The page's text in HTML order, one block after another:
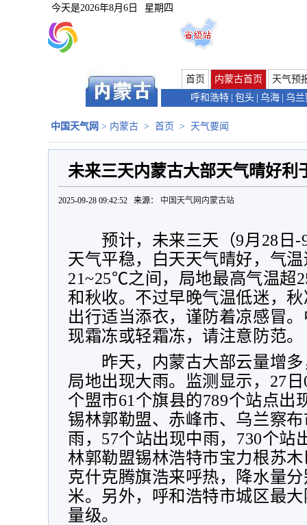
今天是2026年8月6日 星期四
首页 内蒙古首页
天气预
呼和浩特 包头 乌海 乌兰
中国天气网 > 内蒙古 > 首页 > 天气要闻
未来三天内蒙古大部天气晴好利
2025-09-28 09:42:52 来源： 中国天气网内蒙古站
预计，未来三天（9月 28 日-
天气平稳，白天天气晴好，气
21~25℃之间，局地最高气温超
和秋收。不过早晚气温低迷，
出行适当添衣，谨防着凉感冒
现霜冻或轻霜冻，请注意防范。
昨天，内蒙古大部云量增
局地出现大雨。监测显示， 27 日
个盟市61 个旗县的789个站点出
锡林郭勒盟、赤峰市、乌兰察
雨， 57个站出现中雨， 730个站
林郭勒盟锡林浩特市宝力根苏
克什克腾旗浩来呼热，降水量
米。另外，呼和浩特市城区最
量级。